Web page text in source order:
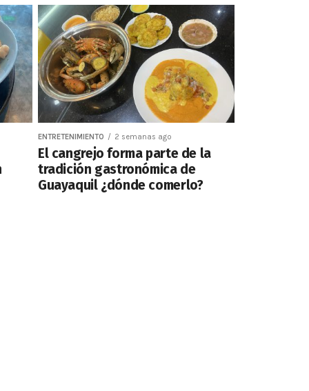
ENTRETENIMIENTO 2 semanas ago
El cangrejo forma parte de la
tradición gastronómica de
Guayaquil ¿dónde comerlo?